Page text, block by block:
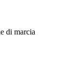
di marcia